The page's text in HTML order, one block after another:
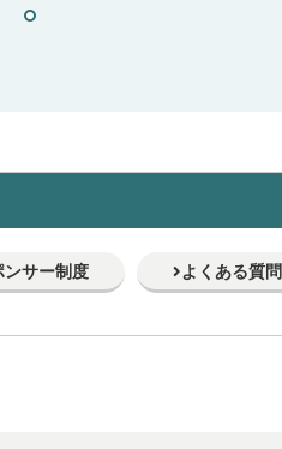
ンサー制度 よくある質問